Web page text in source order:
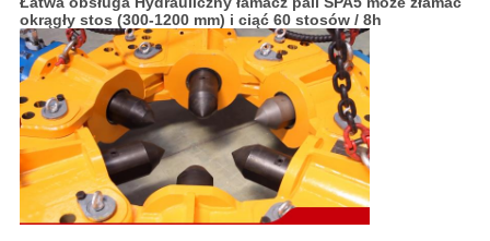
okrągły stos (300-1200 mm) i ciąć 60 stosów / 8h